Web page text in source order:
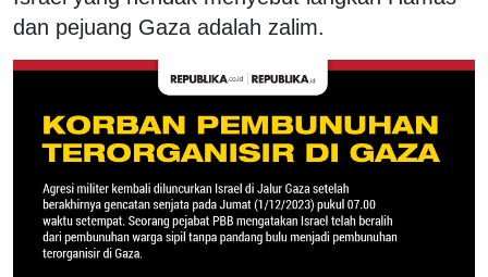
dan pejuang Gaza adalah zalim.